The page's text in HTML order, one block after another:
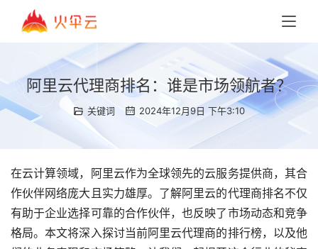
阿里云代理商排名：谁是市场领航者？
关键词 2024年12月9日 下午3:10
在云计算领域，阿里云作为全球领先的云服务提供商，其合
作伙伴网络庞大且实力雄厚。了解阿里云的代理商排名不仅
有助于企业选择可靠的合作伙伴，也反映了市场动态和竞争
格局。本文将深入探讨当前阿里云代理商的排行榜，以及他